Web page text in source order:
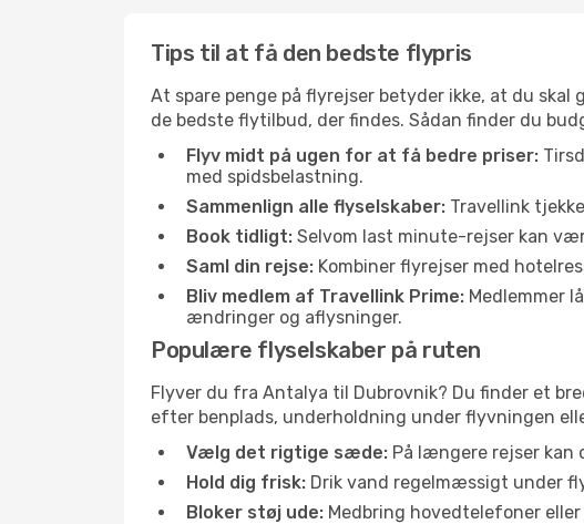
Tips til at få den bedste flypris
At spare penge på flyrejser betyder ikke, at du
de bedste flytilbud, der findes. Sådan finder du
Flyv midt på ugen for at få bedre priser:
med spidsbelastning.
Sammenlign alle flyselskaber: Travellink
Book tidligt: Selvom last minute-rejser kan
Saml din rejse: Kombiner flyrejser med
Bliv medlem af Travellink Prime: Medlemmer
ændringer og aflysninger.
Populære flyselskaber på ruten
Flyver du fra Antalya til Dubrovnik? Du finder et
efter benplads, underholdning under flyvningen
Vælg det rigtige sæde: På længere rejser
Hold dig frisk: Drik vand regelmæssigt under
Bloker støj ude: Medbring hovedtelefoner